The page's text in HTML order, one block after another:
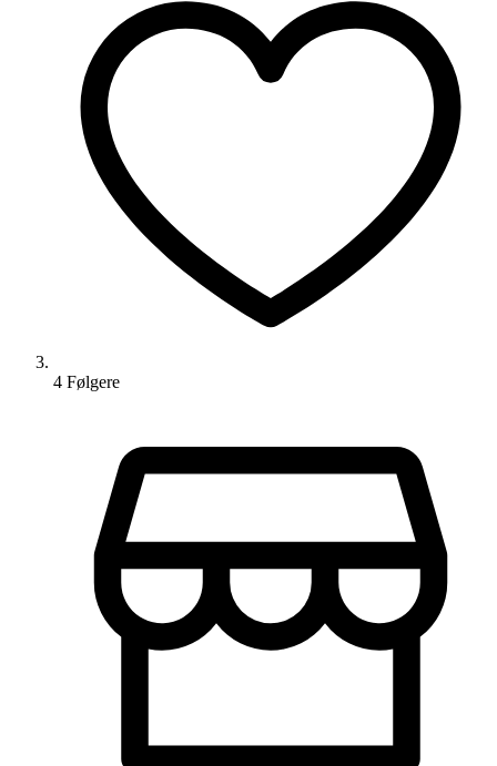
4 Følgere